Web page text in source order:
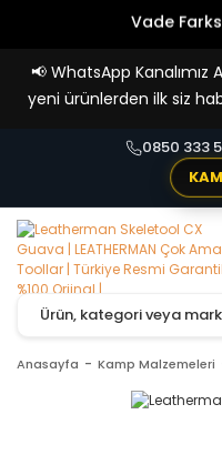
Vade
📢 WhatsApp Kanalımız
yeni ürünlerden ilk siz
0850 333
Anasayfa Kamp Malzemeleri